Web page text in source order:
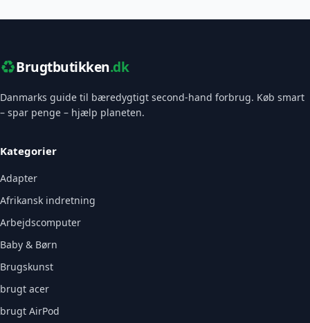
♻️Brugtbutikken.dk
Danmarks guide til bæredygtigt second-hand forbrug. Køb smart
– spar penge – hjælp planeten.
Kategorier
Adapter
Afrikansk indretning
Arbejdscomputer
Baby & Børn
Brugskunst
brugt acer
brugt AirPod